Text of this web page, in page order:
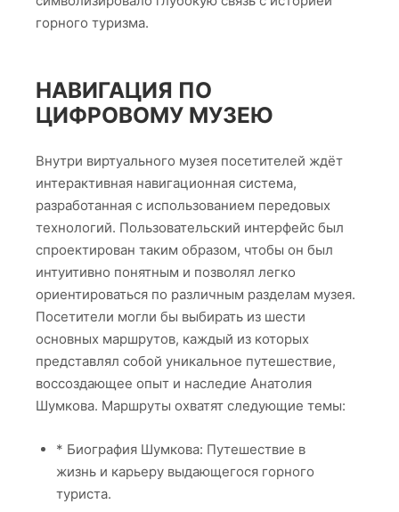
Стоит понимать, что это толькореференсыили
примеры, от которых можно оттолкнуться, взять
результат будет выглядеть иначе. Одним словом
– творческий процесс…
И нейросети, как инструмент, очень много
времени экономят для разработчика проекта.
Далее, и до конца статьи – сгенерировано
нейросетью с некоторыми исправлениями.
ПУТЕШЕСТВИЕ ПО
ВИРТУАЛЬНЫМ
ВЕРШИНАМ
Руководствуясь стремлением к инновациям,
команда разработчиков решила воплотить музей
Шумкова в виртуальной реальности, где